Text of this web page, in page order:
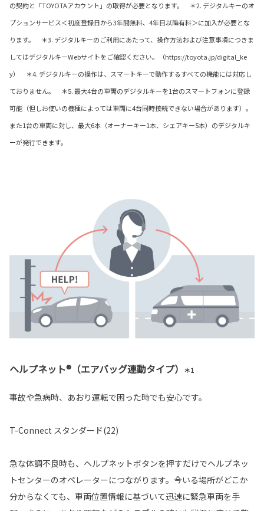
の契約と「TOYOTAアカウント」の取得が必要となります。 ＊2. デジタルキーのオ
プションサービス＜初度登録日から3年間無料、4年目以降有料＞に加入が必要とな
ります。 ＊3. デジタルキーのご利用にあたって、操作方法および注意事項につきま
してはデジタルキーWebサイトをご確認ください。（https://toyota.jp/digital_ke
y） ＊4. デジタルキーの操作は、スマートキーで動作するすべての機能には対応し
ておりません。 ＊5. 最大4台の車両のデジタルキーを1台のスマートフォンに登録
可能（但しお使いの機種によっては車両に4台同時接続できない場合があります）。
また1台の車両に対し、最大6本（オーナーキー1本、シェアキー5本）のデジタルキ
ーが発行できます。
ヘルプネット®（エアバッグ連動タイプ） ＊1
事故や急病時、あおり運転で困った時でも安心です。
T-Connect スタンダード(22)
急な体調不良時も、ヘルプネットボタンを押すだけでヘルプネッ
トセンターのオペレーターにつながります。今いる場所がどこか
分からなくても、車両位置情報に基づいて迅速に緊急車両を手